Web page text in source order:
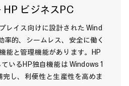
ビジネスPC
レイス向けに設計された Wind
率的、シームレス、安全に働く
能と管理機能があります。HP
いるHP独自機能は Windows 1
完し、利便性と生産性を高めま